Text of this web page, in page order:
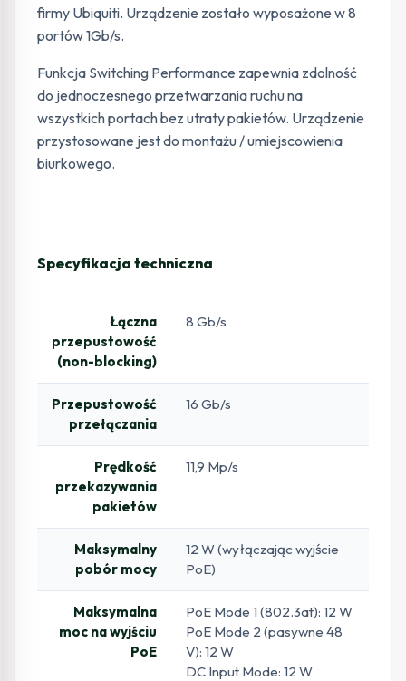
firmy Ubiquiti. Urządzenie zostało wyposażone w 8
portów 1Gb/s.
Funkcja Switching Performance zapewnia zdolność
do jednoczesnego przetwarzania ruchu na
wszystkich portach bez utraty pakietów. Urządzenie
przystosowane jest do montażu / umiejscowienia
biurkowego.
Specyfikacja techniczna
Łączna
przepustowość
(non-blocking)
8 Gb/s
Przepustowość
przełączania
16 Gb/s
Prędkość
przekazywania
pakietów
11,9 Mp/s
Maksymalny
pobór mocy
12 W (wyłączając wyjście
PoE)
Maksymalna
moc na wyjściu
PoE
PoE Mode 1 (802.3at): 12 W
PoE Mode 2 (pasywne 48
V): 12 W
DC Input Mode: 12 W